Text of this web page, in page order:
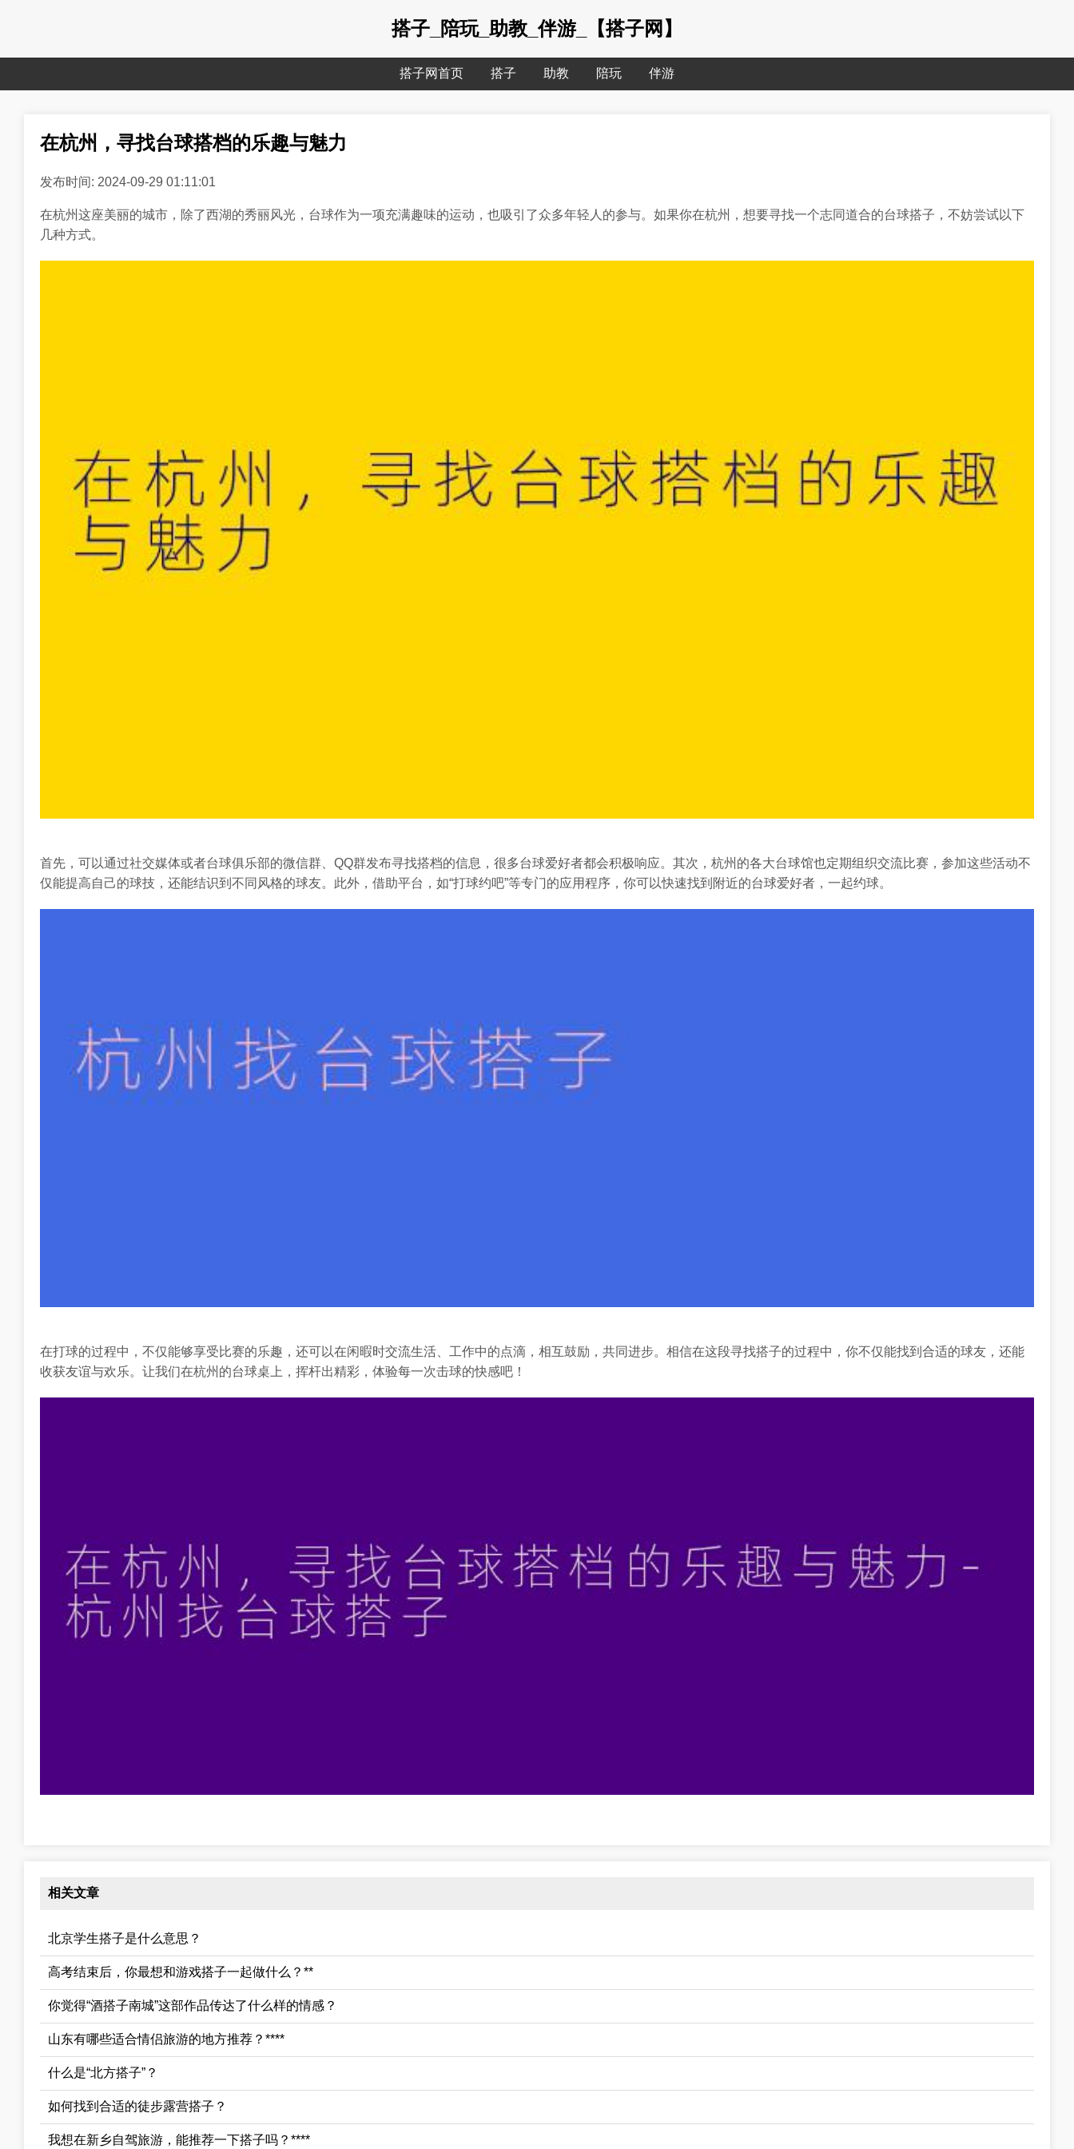
搭子_陪玩_助教_伴游_【搭子网】
搭子网首页 搭子 助教 陪玩 伴游
在杭州，寻找台球搭档的乐趣与魅力
发布时间: 2024-09-29 01:11:01
在杭州这座美丽的城市，除了西湖的秀丽风光，台球作为一项充满趣味的运动，也吸引了众多年轻人的参与。如果你在杭州，想要寻找一个志同道合的台球搭子，不妨尝试以下
几种方式。
首先，可以通过社交媒体或者台球俱乐部的微信群、QQ群发布寻找搭档的信息，很多台球爱好者都会积极响应。其次，杭州的各大台球馆也定期组织交流比赛，参加这些活动不
仅能提高自己的球技，还能结识到不同风格的球友。此外，借助平台，如“打球约吧”等专门的应用程序，你可以快速找到附近的台球爱好者，一起约球。
在打球的过程中，不仅能够享受比赛的乐趣，还可以在闲暇时交流生活、工作中的点滴，相互鼓励，共同进步。相信在这段寻找搭子的过程中，你不仅能找到合适的球友，还能
收获友谊与欢乐。让我们在杭州的台球桌上，挥杆出精彩，体验每一次击球的快感吧！
相关文章
北京学生搭子是什么意思？
高考结束后，你最想和游戏搭子一起做什么？**
你觉得“酒搭子南城”这部作品传达了什么样的情感？
山东有哪些适合情侣旅游的地方推荐？****
什么是“北方搭子”？
如何找到合适的徒步露营搭子？
我想在新乡自驾旅游，能推荐一下搭子吗？****